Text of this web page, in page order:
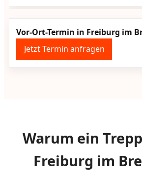
Vor-Ort-Termin in Freiburg im
Jetzt Termin anfragen
Warum ein
Freiburg im